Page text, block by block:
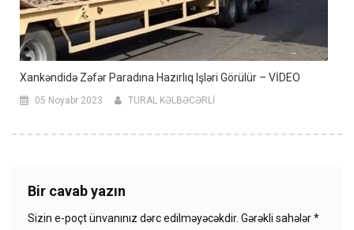
Xankəndidə Zəfər Paradına Hazırlıq Işləri Görülür – VİDEO
05 Noyabr 2023 TURAL KƏLBƏCƏRLİ
Bir cavab yazın
Sizin e-poçt ünvanınız dərc edilməyəcəkdir. Gərəkli sahələr*